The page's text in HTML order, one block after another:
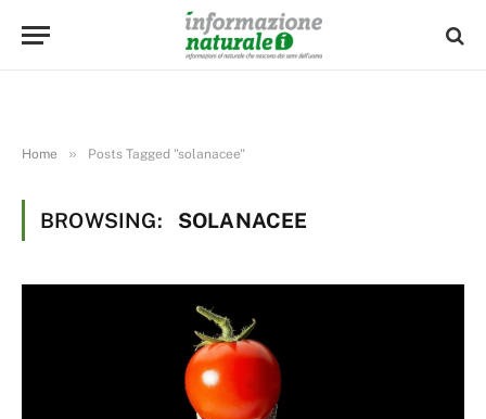
Home » Posts Tagged "solanacee"
BROWSING: SOLANACEE